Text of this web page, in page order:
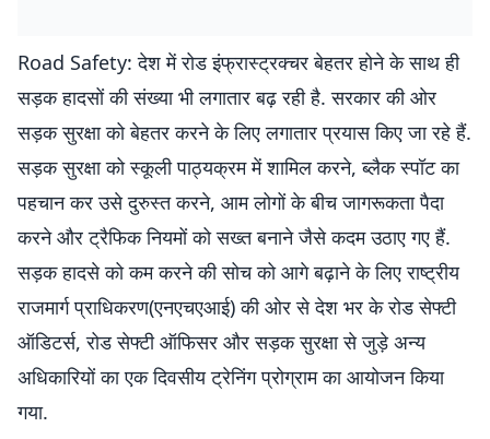
Road Safety: देश में रोड इंफ्रास्ट्रक्चर बेहतर होने के साथ ही
सड़क हादसों की संख्या भी लगातार बढ़ रही है. सरकार की ओर
सड़क सुरक्षा को बेहतर करने के लिए लगातार प्रयास किए जा रहे हैं.
सड़क सुरक्षा को स्कूली पाठ्यक्रम में शामिल करने, ब्लैक स्पॉट का
पहचान कर उसे दुरुस्त करने, आम लोगों के बीच जागरूकता पैदा
करने और ट्रैफिक नियमों को सख्त बनाने जैसे कदम उठाए गए हैं.
सड़क हादसे को कम करने की सोच को आगे बढ़ाने के लिए राष्ट्रीय
राजमार्ग प्राधिकरण(एनएचएआई) की ओर से देश भर के रोड सेफ्टी
ऑडिटर्स, रोड सेफ्टी ऑफिसर और सड़क सुरक्षा से जुड़े अन्य
अधिकारियों का एक दिवसीय ट्रेनिंग प्रोग्राम का आयोजन किया
गया.